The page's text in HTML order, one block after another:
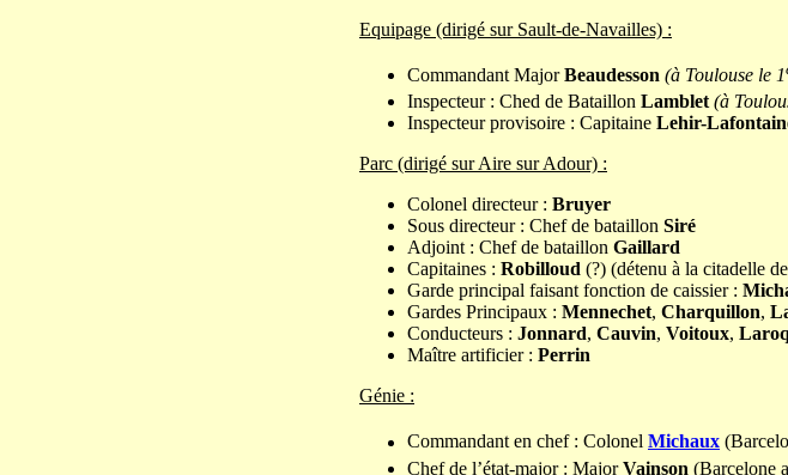
Equipage (dirigé sur Sault-de-Navailles) :
Commandant MajorBeaudesson (à Toulouse le 1
Inspecteur : Ched de Bataillon Lamblet (à
Inspecteur provisoire : Capitaine Lehir-
Parc (dirigé sur Aire sur Adour) :
Colonel directeur : Bruyer
Sous directeur : Chef de bataillon Siré
Adjoint : Chef de bataillon Gaillard
Capitaines : Robilloud (?) (détenu à la citadelle
Garde principal faisant fonction de caissier :
Gardes Principaux : Mennechet, Charquillon,
Conducteurs : Jonnard, Cauvin, Voitoux,
Maître artificier : Perrin
Génie :
Commandant en chef : Colonel Michaux
Chef de l’état-major : MajorVainson (Barcelone